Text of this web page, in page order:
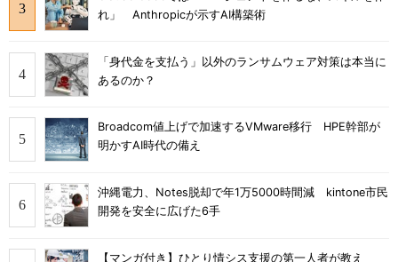
れ」 Anthropicが示すAI構築術
「身代金を支払う」以外のランサムウェア対策は本当に
あるのか？
Broadcom値上げで加速するVMware移行 HPE幹部が
明かすAI時代の備え
沖縄電力、Notes脱却で年1万5000時間減 kintone市民
開発を安全に広げた6手
【マンガ付き】ひとり情シス支援の第一人者が教え